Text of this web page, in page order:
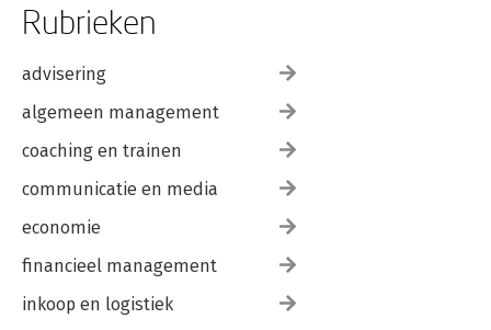
Rubrieken
advisering
algemeen management
coaching en trainen
communicatie en media
economie
financieel management
inkoop en logistiek